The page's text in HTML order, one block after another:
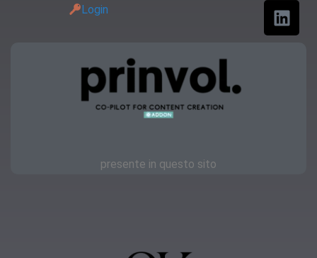
Login
presente in questo sito